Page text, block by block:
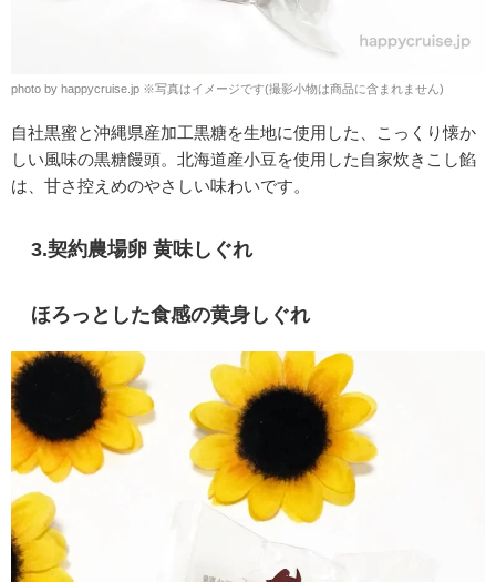
photo by happycruise.jp ※写真はイメージです(撮影小物は商品に含まれません)
自社黒蜜と沖縄県産加工黒糖を生地に使用した、こっくり懐か
しい風味の黒糖饅頭。北海道産小豆を使用した自家炊きこし餡
は、甘さ控えめのやさしい味わいです。
3.契約農場卵 黄味しぐれ
ほろっとした食感の黄身しぐれ